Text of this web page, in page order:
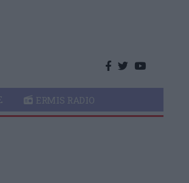
ERMIS RADIO